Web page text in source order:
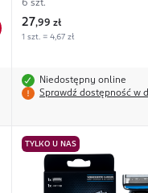
6 szt.
27,99 zł
1 szt. = 4,67 zł
Niedostępny online
Sprawdź dostępność w
TYLKO U NAS